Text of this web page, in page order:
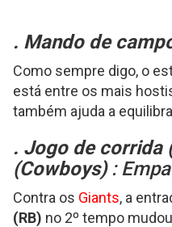
. Mando de
Como sempre digo, o
está entre os mais
também ajuda a
. Jogo de corrida
(Cowboys):
Contra os Giants, a
(RB) no 2º tempo